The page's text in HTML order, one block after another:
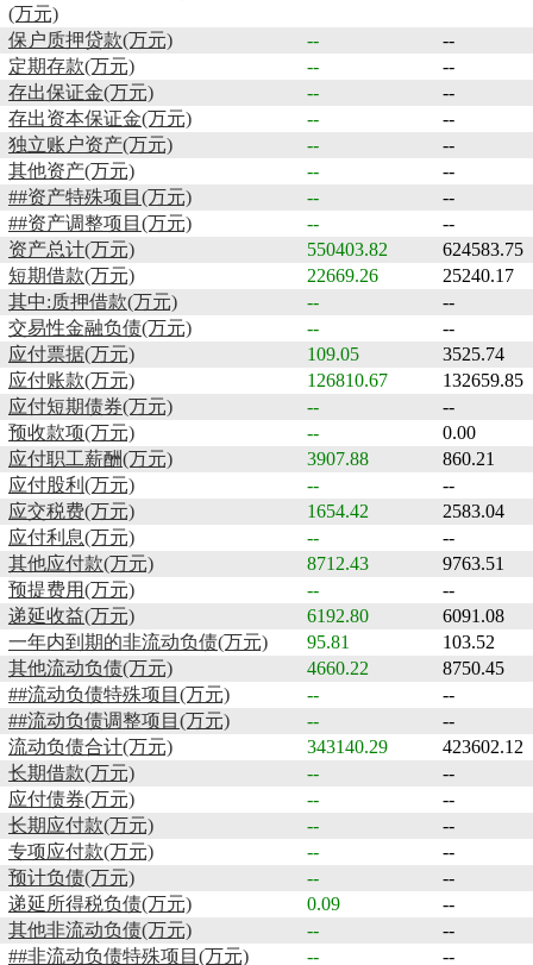
(万元)
保户质押贷款(万元) --
--
定期存款(万元)
--
--
存出保证金(万元)
--
--
存出资本保证金(万元)
--
--
独立账户资产(万元)
--
--
其他资产(万元)
--
--
##资产特殊项目(万元)
--
--
##资产调整项目(万元)
--
--
资产总计(万元)
550403.82
624583.75
短期借款(万元)
22669.26
25240.17
其中:质押借款(万元)
--
--
交易性金融负债(万元)
--
--
应付票据(万元)
109.05
3525.74
应付账款(万元)
126810.67
132659.85
应付短期债券(万元)
--
--
预收款项(万元)
--
0.00
应付职工薪酬(万元)
3907.88
860.21
应付股利(万元)
--
--
应交税费(万元)
1654.42
2583.04
应付利息(万元)
--
--
其他应付款(万元)
8712.43
9763.51
预提费用(万元)
--
--
递延收益(万元)
6192.80
6091.08
一年内到期的非流动负债(万元)
95.81
103.52
其他流动负债(万元)
4660.22
8750.45
##流动负债特殊项目(万元)
--
--
##流动负债调整项目(万元)
--
--
流动负债合计(万元)
343140.29
423602.12
长期借款(万元)
--
--
应付债券(万元)
--
--
长期应付款(万元)
--
--
专项应付款(万元)
--
--
预计负债(万元)
--
--
递延所得税负债(万元)
0.09
--
其他非流动负债(万元)
--
--
##非流动负债特殊项目(万元)
-- --